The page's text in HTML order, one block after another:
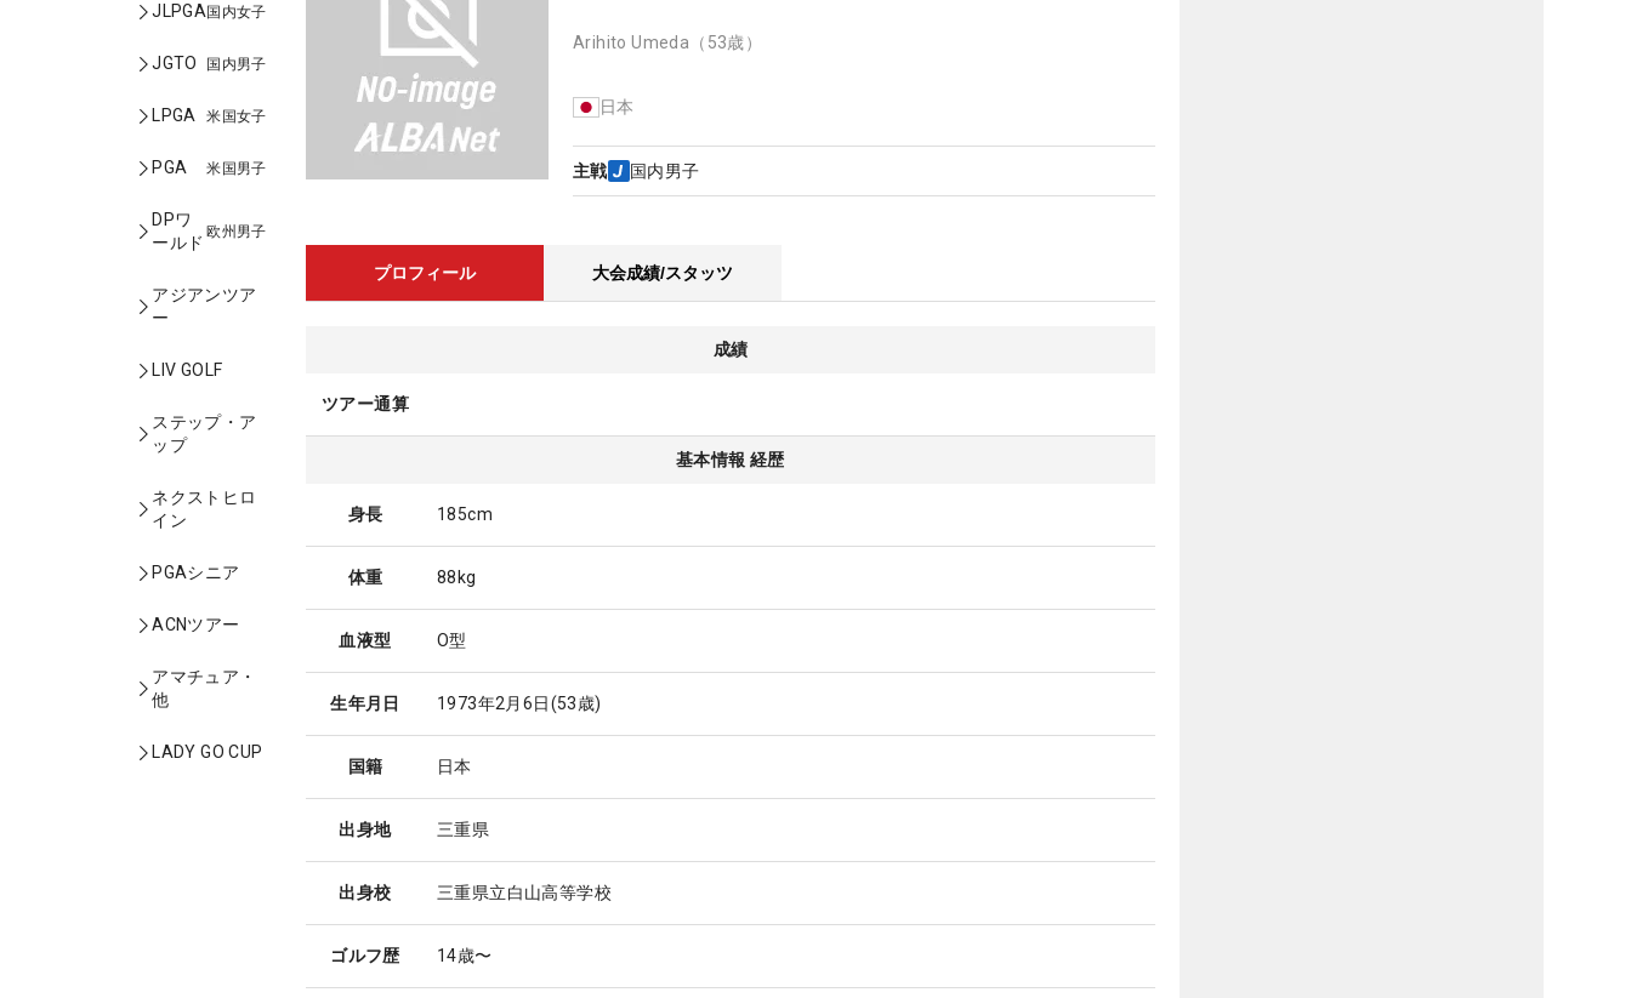
JLPGA国内女子
JGTO 国内男子
LPGA 米国女子
PGA 米国男子
DPワ
ールド
欧州男子
アジアンツア
ー
LIV GOLF
ステップ・ア
ップ
ネクストヒロ
イン
PGAシニア
ACNツアー
アマチュア・
他
LADY GO CUP
Arihito Umeda （53歳）
日本
主戦 国内男子
プロフィール 大会成績/スタッツ
成績
ツアー通算
基本情報 経歴
身長 185cm
体重 88kg
血液型 O型
生年月日 1973年2月6日(53歳)
国籍 日本
出身地 三重県
出身校 三重県立白山高等学校
ゴルフ歴 14歳〜